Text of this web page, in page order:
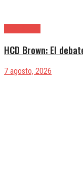
HCD Brown: El
7 agosto, 2026